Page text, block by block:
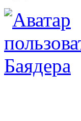
Баядера